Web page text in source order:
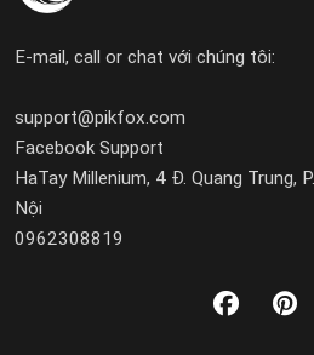
E-mail, call or chat với chúng tôi:
support@pikfox.com
Facebook Support
HaTay Millenium, 4 Đ. Quang Trung,
Nội
0962308819